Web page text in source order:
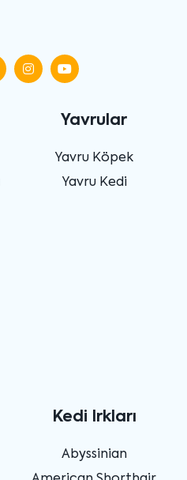
Yavrular
Yavru Köpek
Yavru Kedi
Kedi Irkları
Abyssinian